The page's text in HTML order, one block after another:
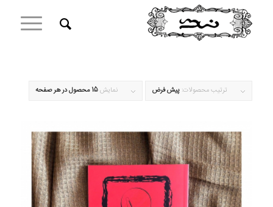
ترتیب محصولات: پیش فرض نمایش15 محصول در هر صفحه